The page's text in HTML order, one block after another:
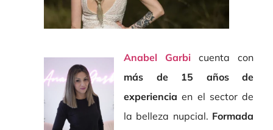
Anabel Garbi cuenta con
más de 15 años de
experiencia en el sector de
la belleza nupcial. Formada